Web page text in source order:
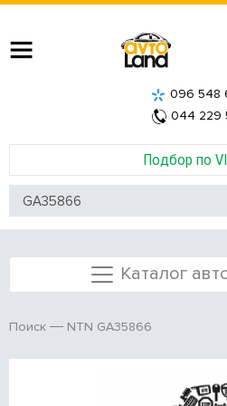
Подбор по
096 548
044 229
Каталог
Поиск NTN GA35866